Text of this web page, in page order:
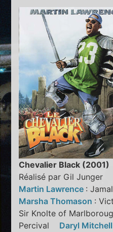
Chevalier Black (2001)
Réalisé par Gil Junger
Martin Lawrence :
Marsha Thomason :
Sir Knolte of
Percival Daryl Mitchell